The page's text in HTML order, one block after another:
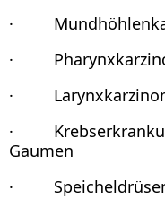
·
·
·
·
Gaumen
·